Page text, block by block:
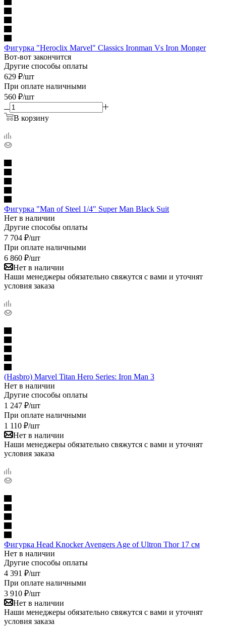
Фигурка "Heroclix Marvel" Classics Ironman Vs Iron Monger
Вот-вот закончится
Другие способы оплаты
629 ₽/шт
При оплате наличными
560 ₽/шт
В корзину
Фигурка "Man of Steel 1/4" Super Man Black Suit
Нет в наличии
Другие способы оплаты
7 704 ₽/шт
При оплате наличными
6 860 ₽/шт
Нет в наличии
Наши менеджеры обязательно свяжутся с вами и уточнят
условия заказа
(Hasbro) Marvel Titan Hero Series: Iron Man 3
Нет в наличии
Другие способы оплаты
1 247 ₽/шт
При оплате наличными
1 110 ₽/шт
Нет в наличии
Наши менеджеры обязательно свяжутся с вами и уточнят
условия заказа
Фигурка Head Knocker Avengers Age of Ultron Thor 17 см
Нет в наличии
Другие способы оплаты
4 391 ₽/шт
При оплате наличными
3 910 ₽/шт
Нет в наличии
Наши менеджеры обязательно свяжутся с вами и уточнят
условия заказа